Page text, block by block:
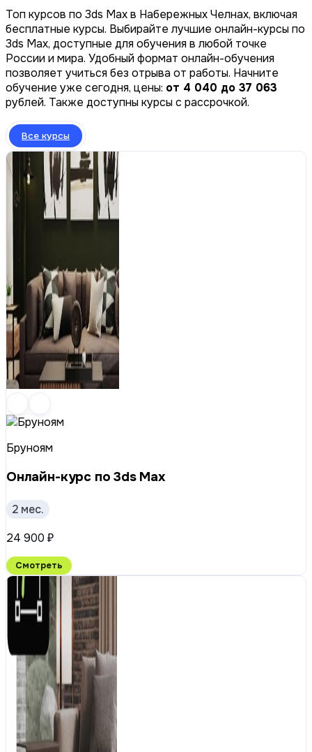
Топ курсов по 3ds Max в Набережных Челнах, включая
бесплатные курсы. Выбирайте лучшие онлайн-курсы по
3ds Max, доступные для обучения в любой точке
России и мира. Удобный формат онлайн-обучения
позволяет учиться без отрыва от работы. Начните
обучение уже сегодня, цены: от 4 040 до 37 063
рублей. Также доступны курсы с рассрочкой.
Все курсы
Бруноям
Онлайн-курс по 3ds Max
2 мес.
24 900 ₽
Смотреть